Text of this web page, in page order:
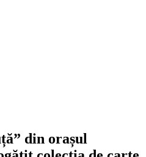
din orașul